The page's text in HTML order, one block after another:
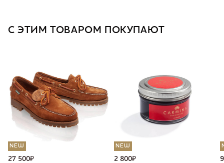
С ЭТИМ ТОВАРОМ ПОКУПАЮТ
NEW
27 500₽
NEW
2 800₽